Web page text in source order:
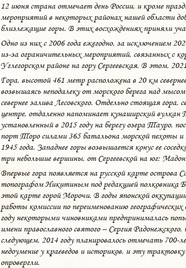
12 июня страна отмечает день России, и кроме
мероприятий в некоторых районах нашей области
близлежащие горы. В этих восхождениях приняли
Одно из них с 2006 года ежегодно, за исключением
из-за ограничительных мероприятий, связанных с
Углегорском районе на гору Сергеевская. В этом,
Гора, высотой 461 метр расположена в 20 км
возвышаясь неподалеку от морского берега над
севернее залива Лесовского. Отдельно стоящая
центре, отдаленно напоминает кунаширский
установленный в 2015 году на берегу озера Тауро,
порт Торо силами 365 батальона морской пехоты и
1945 года. Западнее горы возвышается конус ее
три небольшие вершины, от Сергеевской на юг:
Впервые гора появляется на русской карте острова
топографом Никитиным под редакцией полковника
этой карте горой Морочи. В годы японской
работы комиссии по переименованию
году некоторыми чиновниками предпринималась
имени православного святого – Сергия
следующем, 2014 году планировалось отмечать 700-
недоумение у краеведов и историков, и эту
опровергли.